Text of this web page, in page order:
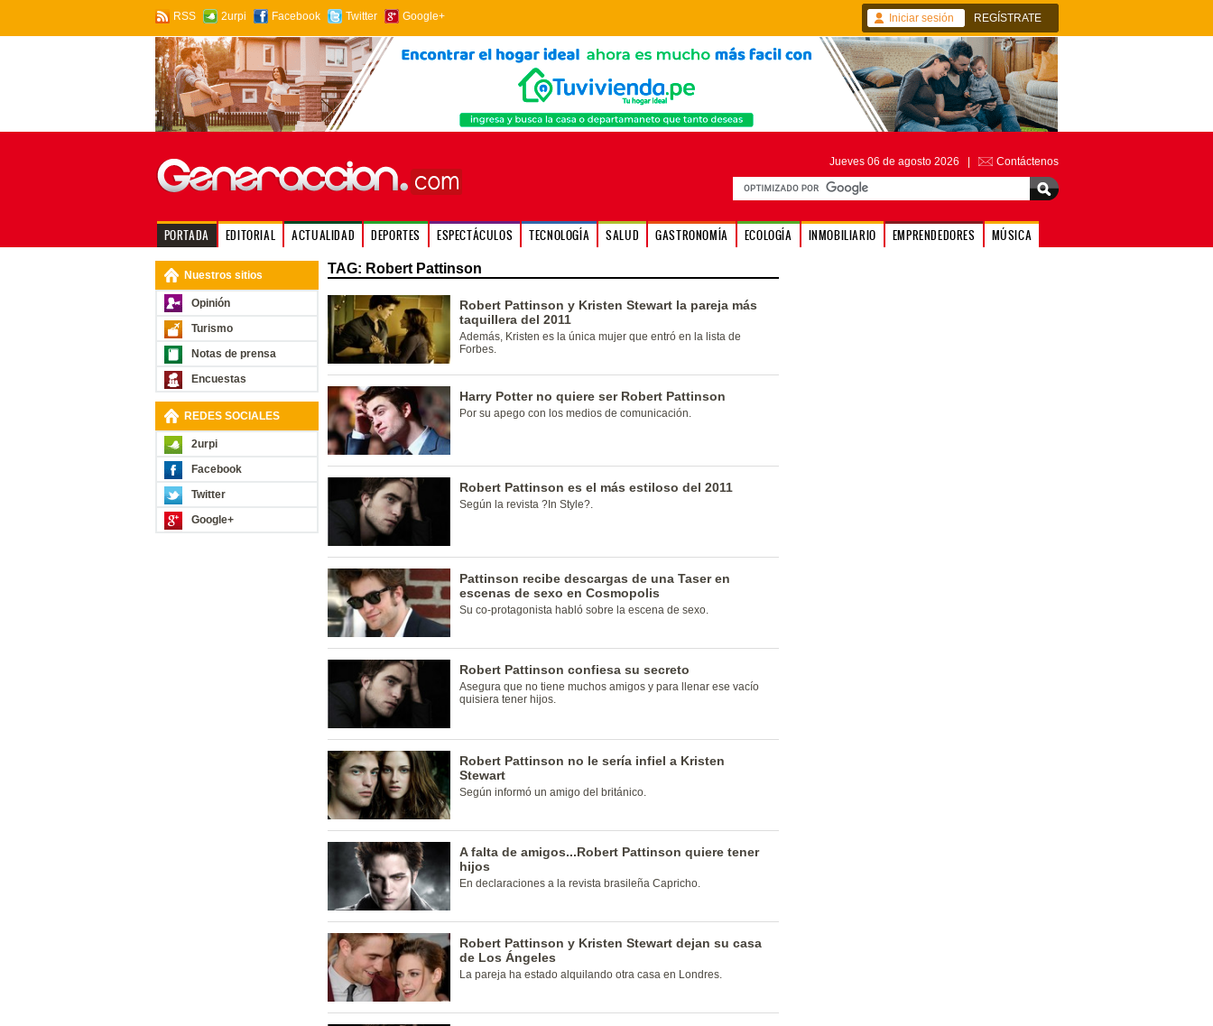
RSS 2urpi Facebook Twitter Google+ Iniciar sesión REGÍSTRATE
Jueves 06 de agosto 2026 | Contáctenos
PORTADA EDITORIAL ACTUALIDAD DEPORTES ESPECTÁCULOS TECNOLOGÍA SALUD GASTRONOMÍA ECOLOGÍA INMOBILIARIO EMPRENDEDORES MÚSICA
Nuestros sitios
Opinión
Turismo
Notas de prensa
Encuestas
REDES SOCIALES
2urpi
Facebook
Twitter
Google+
TAG: Robert Pattinson
Robert Pattinson y Kristen Stewart la pareja más
taquillera del 2011
Además, Kristen es la única mujer que entró en la lista de
Forbes.
Harry Potter no quiere ser Robert Pattinson
Por su apego con los medios de comunicación.
Robert Pattinson es el más estiloso del 2011
Según la revista ?In Style?.
Pattinson recibe descargas de una Taser en
escenas de sexo en Cosmopolis
Su co-protagonista habló sobre la escena de sexo.
Robert Pattinson confiesa su secreto
Asegura que no tiene muchos amigos y para llenar ese vacío
quisiera tener hijos.
Robert Pattinson no le sería infiel a Kristen
Stewart
Según informó un amigo del británico.
A falta de amigos...Robert Pattinson quiere tener
hijos
En declaraciones a la revista brasileña Capricho.
Robert Pattinson y Kristen Stewart dejan su casa
de Los Ángeles
La pareja ha estado alquilando otra casa en Londres.